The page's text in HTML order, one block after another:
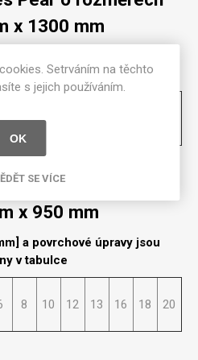
x 1300 mm
v tabulce
8 10
Pear o rozměrech
x 950 mm
a povrchové úpravy jsou
v tabulce
8 10 12 13 16 18 20
Setrváním na těchto
s jejich používáním.
OK
SE VÍCE